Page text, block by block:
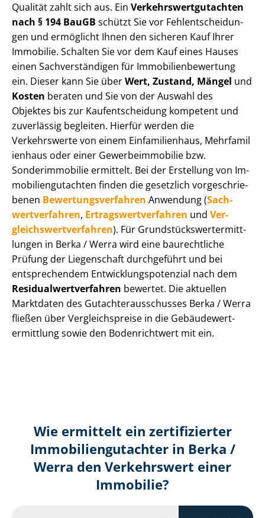
Qualität zahlt sich aus. Ein Ver­kehrs­wert­gut­ach­ten
nach § 194 BauGB schützt Sie vor Fehl­ent­schei­dun­
gen und ermöglicht Ihnen den sicheren Kauf Ihrer
Immobilie. Schalten Sie vor dem Kauf eines Hauses
einen Sach­ver­stän­di­gen für Im­mo­bi­li­en­be­wer­tung
ein. Dieser kann Sie überWert, Zustand, Mängel und
Kosten beraten und Sie von der Auswahl des
Objektes bis zur Kauf­ent­schei­dung kompetent und
zuverlässig begleiten. Hierfür werden die
Verkehrswerte von einem Einfamilienhaus, Mehr­fa­mi­l
i­en­haus oder einer Ge­wer­be­im­mo­bi­lie bzw.
Sonderimmobilie ermittelt. Bei der Erstellung von Im­
mo­bi­li­en­gut­ach­ten finden die gesetzlich vor­ge­schrie­
be­nen Be­wer­tungs­ver­fah­ren Anwendung (Sach­
wert­ver­fah­ren, Er­trags­wert­ver­fah­ren und Ver­
gleichs­wert­ver­fah­ren). Für Grund­stücks­wert­ermitt­
lun­gen in Berka / Werra wird eine baurechtliche
Prüfung der Liegenschaft durchgeführt und bei
entsprechendem Ent­wick­lungs­po­ten­zi­al nach dem
Re­si­du­al­wert­ver­fah­ren bewertet. Die aktuellen
Marktdaten des Gut­ach­ter­aus­schus­ses Berka / Werra
fließen über Ver­gleichs­prei­se in die Ge­bäu­de­wert­
ermitt­lung sowie den Bodenrichtwert mit ein.
Wie ermittelt ein zertifizierter
Immobilien­gutachter in Berka /
Werra den Verkehrswert einer
Immobilie?